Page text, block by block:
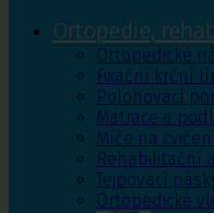
Ortopedie,
Ortopedické
Fixační krční
Polohovací
Matrace a
Míče na
Rehabilitační
Tejpovací
Ortopedické